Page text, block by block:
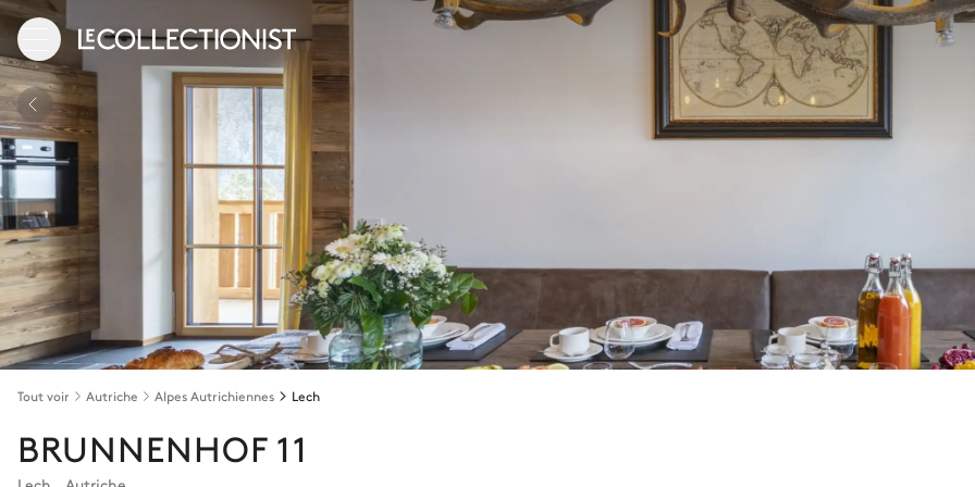
Tout voir Autriche Alpes Autrichiennes Lech
BRUNNENHOF 11